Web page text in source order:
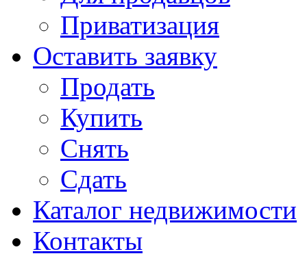
Приватизация
Оставить заявку
Продать
Купить
Снять
Сдать
Каталог недвижимости
Контакты